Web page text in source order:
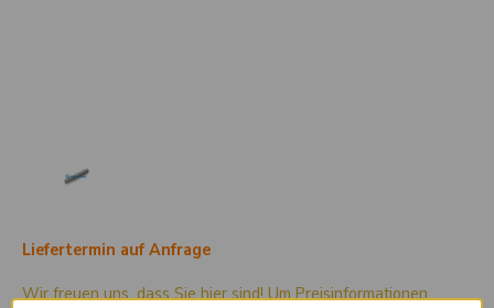
Liefertermin auf Anfrage
Wir freuen uns, dass Sie hier sind! Um Preisinformationen